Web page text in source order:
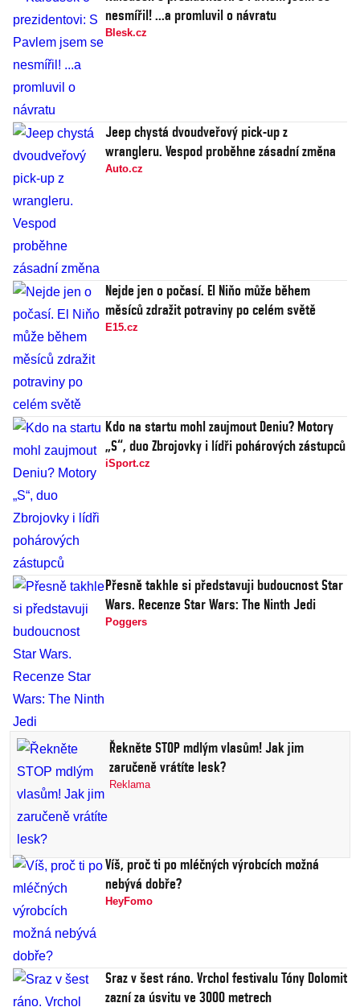
nesmířil! ...a promluvil o návratu
Blesk.cz
Jeep chystá dvoudveřový pick-up z
wrangleru. Vespod proběhne zásadní změna
Auto.cz
Nejde jen o počasí. El Niňo může během
měsíců zdražit potraviny po celém světě
E15.cz
Kdo na startu mohl zaujmout Deniu? Motory
„S“, duo Zbrojovky i lídři pohárových zástupců
iSport.cz
Přesně takhle si představuji budoucnost Star
Wars. Recenze Star Wars: The Ninth Jedi
Poggers
Řekněte STOP mdlým vlasům! Jak jim
zaručeně vrátíte lesk?
Reklama
Víš, proč ti po mléčných výrobcích možná
nebývá dobře?
HeyFomo
Sraz v šest ráno. Vrchol festivalu Tóny Dolomit
zazní za úsvitu ve 3000 metrech